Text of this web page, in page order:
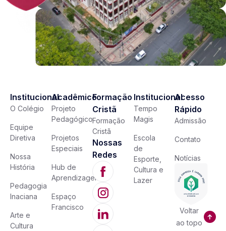
Institucional
O Colégio
Equipe
Diretiva
Nossa
História
Pedagogia
Inaciana
Arte e
Cultura
Acadêmico
Projeto
Pedagógico
Projetos
Especiais
Hub de
Aprendizagem
Espaço
Francisco
Formação
Cristã
Formação
Cristã
Nossas
Redes
Institucional
Tempo
Magis
Escola
de
Esporte,
Cultura e
Lazer
Acesso
Rápido
Admissão
Contato
Notícias
Voltar
ao topo